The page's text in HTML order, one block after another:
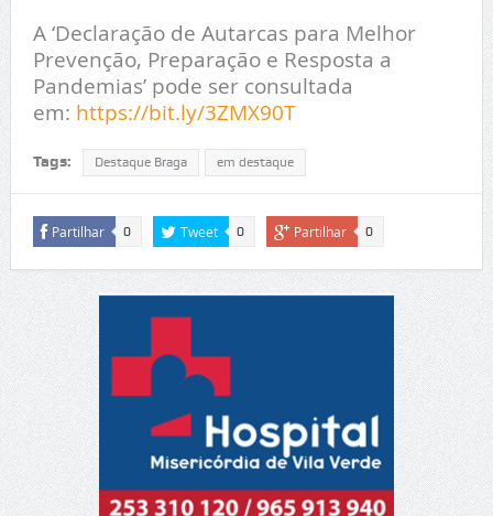
A ‘Declaração de Autarcas para Melhor
Prevenção, Preparação e Resposta a
Pandemias’ pode ser consultada
em: https://bit.ly/3ZMX90T
Tags: Destaque Braga em destaque
Partilhar 0 Tweet 0 Partilhar 0